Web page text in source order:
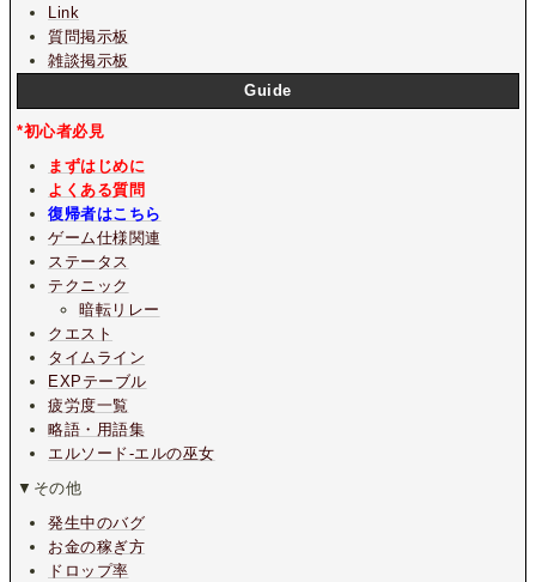
Link
質問掲示板
雑談掲示板
Guide
*初心者必見
まずはじめに
よくある質問
復帰者はこちら
ゲーム仕様関連
ステータス
テクニック
暗転リレー
クエスト
タイムライン
EXPテーブル
疲労度一覧
略語・用語集
エルソード-エルの巫女
▼その他
発生中のバグ
お金の稼ぎ方
ドロップ率